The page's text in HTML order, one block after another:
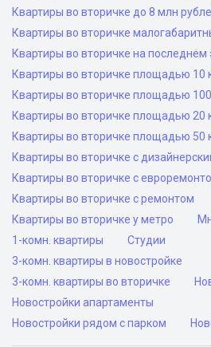
Квартиры во вторичке до 8 млн
Квартиры во вторичке
Квартиры во вторичке на последнем
Квартиры во вторичке площадью 10
Квартиры во вторичке площадью
Квартиры во вторичке площадью 20
Квартиры во вторичке площадью 50
Квартиры во вторичке с
Квартиры во вторичке с
Квартиры во вторичке с ремонтом
Квартиры во вторичке у метро
1-комн. квартиры
Студии
3-комн. квартиры в новостройке
3-комн. квартиры во вторичке
Новостройки апартаменты
Новостройки рядом с парком